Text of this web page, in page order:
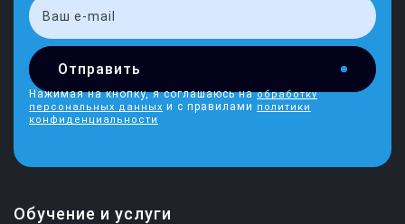
Отправить
Нажимая на кнопку, я соглашаюсь наобработку
персональных данных и с правилами политики
конфиденциальности
Обучение и услуги